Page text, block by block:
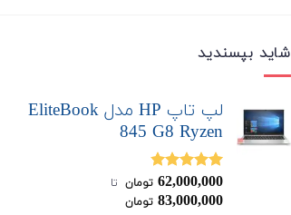
شاید بپسندید
لپ تاپ HP مدل EliteBook
845 G8 Ryzen
نمره4.80
از 5
62,000,000 تومان ‌ تا ‌
83,000,000 تومان